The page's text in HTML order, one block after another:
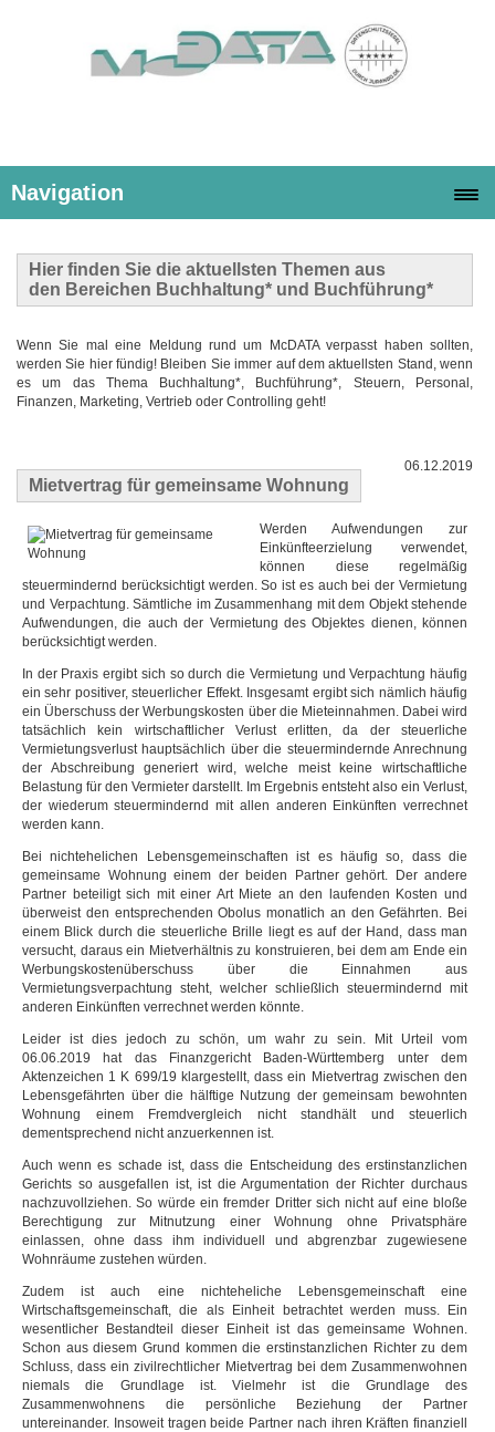
Navigation
Hier finden Sie die aktuellsten Themen aus
den Bereichen Buchhaltung* und Buchführung*
Wenn Sie mal eine Meldung rund um McDATA verpasst haben sollten,
werden Sie hier fündig! Bleiben Sie immer auf dem aktuellsten Stand, wenn
es um das Thema Buchhaltung*, Buchführung*, Steuern, Personal,
Finanzen, Marketing, Vertrieb oder Controlling geht!
Mietvertrag für gemeinsame Wohnung
06.12.2019
Werden Aufwendungen zur
Einkünfteerzielung verwendet,
können diese regelmäßig
steuermindernd berücksichtigt werden. So ist es auch bei der Vermietung
und Verpachtung. Sämtliche im Zusammenhang mit dem Objekt stehende
Aufwendungen, die auch der Vermietung des Objektes dienen, können
berücksichtigt werden.
In der Praxis ergibt sich so durch die Vermietung und Verpachtung häufig
ein sehr positiver, steuerlicher Effekt. Insgesamt ergibt sich nämlich häufig
ein Überschuss der Werbungskosten über die Mieteinnahmen. Dabei wird
tatsächlich kein wirtschaftlicher Verlust erlitten, da der steuerliche
Vermietungsverlust hauptsächlich über die steuermindernde Anrechnung
der Abschreibung generiert wird, welche meist keine wirtschaftliche
Belastung für den Vermieter darstellt. Im Ergebnis entsteht also ein Verlust,
der wiederum steuermindernd mit allen anderen Einkünften verrechnet
werden kann.
Bei nichtehelichen Lebensgemeinschaften ist es häufig so, dass die
gemeinsame Wohnung einem der beiden Partner gehört. Der andere
Partner beteiligt sich mit einer Art Miete an den laufenden Kosten und
überweist den entsprechenden Obolus monatlich an den Gefährten. Bei
einem Blick durch die steuerliche Brille liegt es auf der Hand, dass man
versucht, daraus ein Mietverhältnis zu konstruieren, bei dem am Ende ein
Werbungskostenüberschuss über die Einnahmen aus
Vermietungsverpachtung steht, welcher schließlich steuermindernd mit
anderen Einkünften verrechnet werden könnte.
Leider ist dies jedoch zu schön, um wahr zu sein. Mit Urteil vom
06.06.2019 hat das Finanzgericht Baden-Württemberg unter dem
Aktenzeichen 1 K 699/19 klargestellt, dass ein Mietvertrag zwischen den
Lebensgefährten über die hälftige Nutzung der gemeinsam bewohnten
Wohnung einem Fremdvergleich nicht standhält und steuerlich
dementsprechend nicht anzuerkennen ist.
Auch wenn es schade ist, dass die Entscheidung des erstinstanzlichen
Gerichts so ausgefallen ist, ist die Argumentation der Richter durchaus
nachzuvollziehen. So würde ein fremder Dritter sich nicht auf eine bloße
Berechtigung zur Mitnutzung einer Wohnung ohne Privatsphäre
einlassen, ohne dass ihm individuell und abgrenzbar zugewiesene
Wohnräume zustehen würden.
Zudem ist auch eine nichteheliche Lebensgemeinschaft eine
Wirtschaftsgemeinschaft, die als Einheit betrachtet werden muss. Ein
wesentlicher Bestandteil dieser Einheit ist das gemeinsame Wohnen.
Schon aus diesem Grund kommen die erstinstanzlichen Richter zu dem
Schluss, dass ein zivilrechtlicher Mietvertrag bei dem Zusammenwohnen
niemals die Grundlage ist. Vielmehr ist die Grundlage des
Zusammenwohnens die persönliche Beziehung der Partner
untereinander. Insoweit tragen beide Partner nach ihren Kräften finanziell